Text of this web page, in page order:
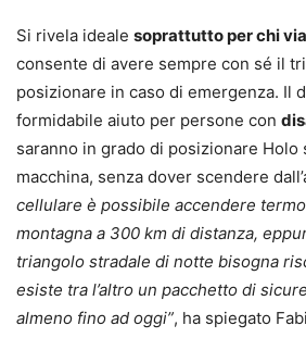
Si rivela ideale soprattutto per chi
consente di avere sempre con sé il
posizionare in caso di emergenza. Il
formidabile aiuto per persone con
saranno in grado di posizionare
macchina, senza dover scendere
cellulare è possibile accendere
montagna a 300 km di distanza,
triangolo stradale di notte bisogna
esiste tra l’altro un pacchetto di
almeno fino ad oggi”, ha spiegato